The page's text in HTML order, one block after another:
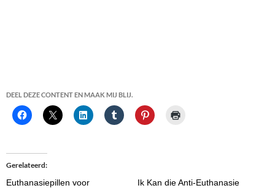
DEEL DEZE CONTENT EN MAAK MIJ BLIJ.
Gerelateerd
Euthanasiepillen voor
Ik Kan die Anti-Euthanasie